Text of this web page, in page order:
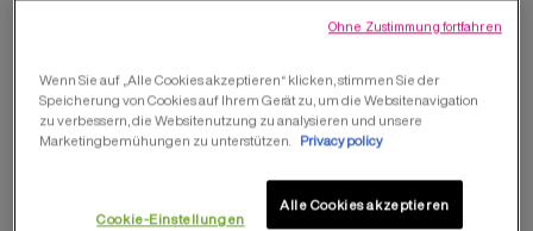
TIEFENWIRKSAM REPARIERT UND VOLUMEN
SCHENKT, OHNE ZU BESCHWEREN.
Wenn Sie auf „Alle Cookies akzeptieren“ klicken, stimmen Sie der
Speicherung von Cookies auf Ihrem Gerät zu, um die Websitenavigation
zu verbessern, die Websitenutzung zu analysieren und unsere
Marketingbemühungen zu unterstützen.
Privacy policy
Cookie-Einstellungen
Alle Cookies akzeptieren
Ohne Zustimmung fortfahren